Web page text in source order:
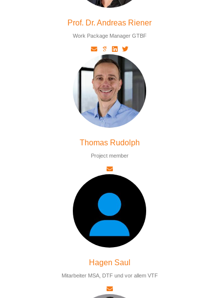
Prof. Dr. Andreas Riener
Work Package Manager GTBF
Thomas Rudolph
Project member
Hagen Saul
Mitarbeiter MSA, DTF und vor allem VTF